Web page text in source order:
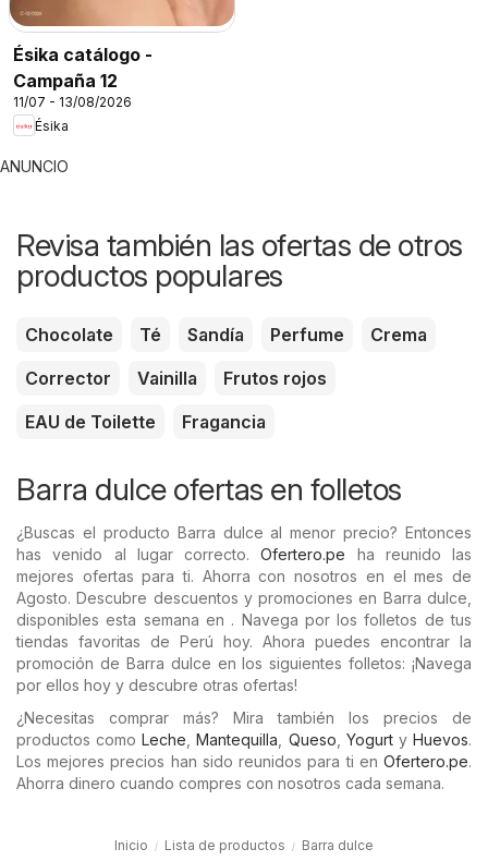
Ésika catálogo -
Campaña 12
11/07 - 13/08/2026
Ésika
ANUNCIO
Revisa también las ofertas de otros
productos populares
Chocolate Té Sandía Perfume
Crema
Corrector
Vainilla
Frutos rojos
EAU de Toilette
Fragancia
Barra dulce ofertas en folletos
¿Buscas el producto Barra dulce al menor precio? Entonces
has venido al lugar correcto.Ofertero.pe ha reunido las
mejores ofertas para ti. Ahorra con nosotros en el mes de
Agosto. Descubre descuentos y promociones en Barra dulce,
disponibles esta semana en . Navega por los folletos de tus
tiendas favoritas de Perú hoy. Ahora puedes encontrar la
promoción de Barra dulce en los siguientes folletos: ¡Navega
por ellos hoy y descubre otras ofertas!
¿Necesitas comprar más? Mira también los precios de
productos como Leche, Mantequilla, Queso, Yogurty Huevos.
Los mejores precios han sido reunidos para ti en Ofertero.pe.
Ahorra dinero cuando compres con nosotros cada semana.
Inicio Lista de productos Barra dulce